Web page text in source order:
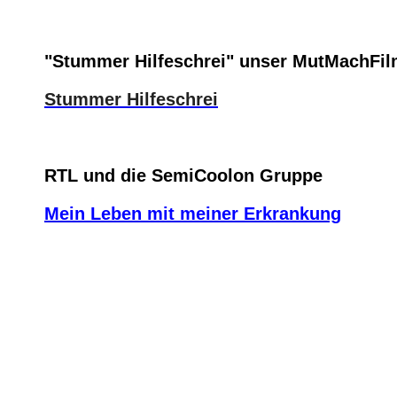
"Stummer Hilfeschrei" unser
Stummer Hilfeschrei
RTL und die SemiCoolon Gruppe
Mein Leben mit meiner Erkrankung